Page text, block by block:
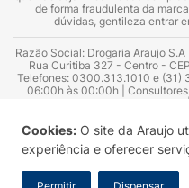
Cookies: O site da Araujo
experiência e oferecer
Permitir Dispensar
de forma fraudulenta da
dúvidas, gentileza entrar
Razão Social: Drogaria Araujo
Rua Curitiba 327 - Centro -
Telefones: 0300.313.1010 e
06:00h às 00:00h |
Azevedo Guimarães – CRF
Sanitário: 2025020713 |